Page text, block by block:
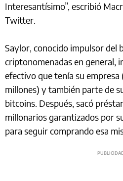
Interesantísimo”, escribió
Twitter.
Saylor, conocido impulsor del
criptonomenadas en general,
efectivo que tenía su empresa
millones) y también parte de
bitcoins. Después, sacó
millonarios garantizados por
para seguir comprando esa